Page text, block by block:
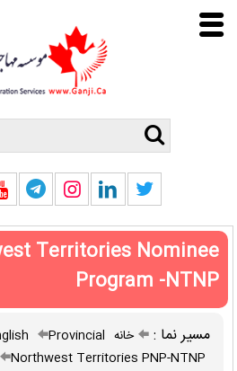
Territories Nominee
Program -NTNP
مسیر نما : خانه Provincial
Northwest Territories PNP-NTNP